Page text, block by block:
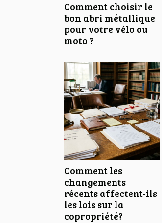
Comment choisir le
bon abri métallique
pour votre vélo ou
moto ?
Comment les
changements
récents affectent-ils
les lois sur la
copropriété?